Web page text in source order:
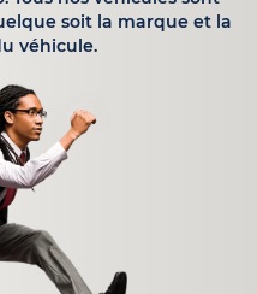
soit la marque et la
véhicule.